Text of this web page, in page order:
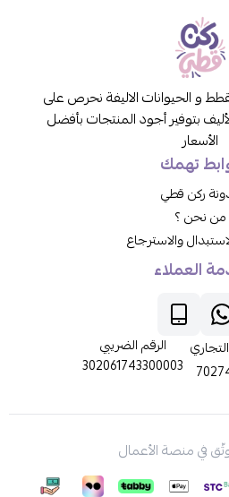
و الحيوانات الاليفة نحرص على
بتوفير أجود المنتجات بأفضل
الأسعار
تهمك
ركن قطي
من نحن ؟
والاسترجاع
العملاء
الرقم الضريبي
302061743300003
في منصة الأعمال